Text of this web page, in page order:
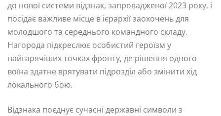
до нової системи відзнак, запровадженої 2023 року, і
посідає важливе місце в ієрархії заохочень для
молодшого та середнього командного складу.
Нагорода підкреслює особистий героїзм у
найгарячіших точках фронту, де рішення одного
воїна здатне врятувати підрозділ або змінити хід
локального бою.
Відзнака поєднує сучасні державні символи з